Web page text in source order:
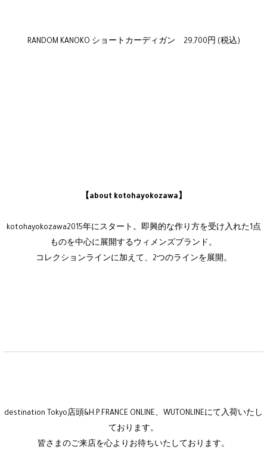
RANDOM KANOKO ショートカーディガン 29,700円 (税込)
【about kotohayokozawa】
kotohayokozawa2015年にスタート。即興的な作り方を受け入れた1点
ものを中心に展開するウィメンズブランド。
コレクションラインに加えて、2つのラインを展開。
destination Tokyo店頭&H.P.FRANCE ONLINE、WUTONLINEにて入荷いたし
ております。
皆さまのご来店を心よりお待ちいたしております。